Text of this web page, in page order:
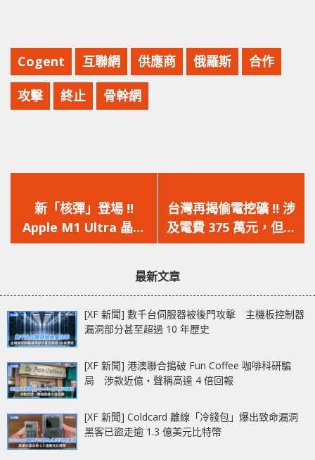
Cogent 互聯網 供應商 俄羅斯 合作
攻擊 終止 骨幹網
一
篇
文
新「核彈」登場 !!
Apple M1 Ultra 晶片
效能曝光，屌打 Intel
一
篇
文
台灣再揭偷電挖礦 !! 涉
及電費 375 萬元，但僅
挖到價值 10 萬加密幣
最新文章
[XF 新聞] 數千台伺服器被後門攻擊 主機板控制器
漏洞部分甚至超過 10 年歷史
[XF 新聞] 港澳聯合搗破 Fun Coffee 咖啡科研騙
局 涉款近億‧聲稱高達 4 倍回報
[XF 新聞] Coldcard 離線「冷錢包」爆出致命漏洞
黑客已盜走逾 1.3 億美元比特幣